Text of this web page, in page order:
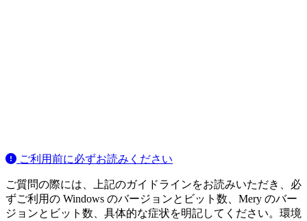
ご利用前に必ずお読みください
ご質問の際には、上記のガイドラインをお読みいただき、必
ずご利用の Windows のバージョンとビット数、Mery のバー
ジョンとビット数、具体的な症状を明記してください。環境